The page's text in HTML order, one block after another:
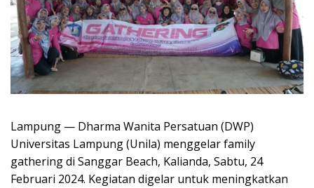
Lampung — Dharma Wanita Persatuan (DWP)
Universitas Lampung (Unila) menggelar family
gathering di Sanggar Beach, Kalianda, Sabtu, 24
Februari 2024. Kegiatan digelar untuk meningkatkan